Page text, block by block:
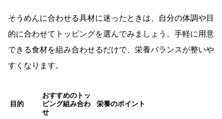
そうめんに合わせる具材に迷ったときは、自分の体調や目
的に合わせてトッピングを選んでみましょう。手軽に用意
できる食材を組み合わせるだけで、栄養バランスが整いや
すくなります。
目的
おすすめのトッ
ピング組み合わ
せ
栄養のポイント